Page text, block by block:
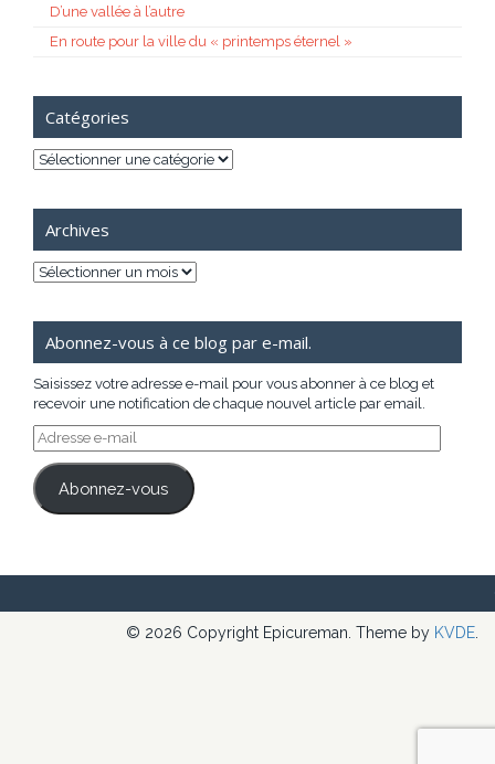
D’une vallée à l’autre
En route pour la ville du « printemps éternel »
Catégories
Catégories
Archives
Archives
Abonnez-vous à ce blog par e-mail.
Saisissez votre adresse e-mail pour vous abonner à ce blog et
recevoir une notification de chaque nouvel article par email.
Adresse
e-
mail
Abonnez-vous
© 2026 Copyright Epicureman. Theme by KVDE.